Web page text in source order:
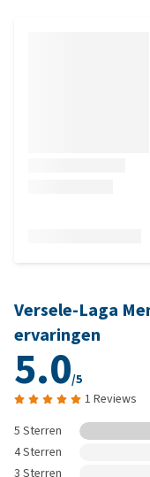
Versele-Laga
ervaringen
5.0/5
1 Reviews
5 Sterren
4 Sterren
3 Sterren